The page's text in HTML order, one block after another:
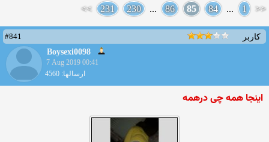
<<
1
...
84
85
86
...
230
231
>>
کاربر
#841
Boysexi0098
7 Aug 2019 00:41
ارسالها: 4560
اینجا همه چی درهمه